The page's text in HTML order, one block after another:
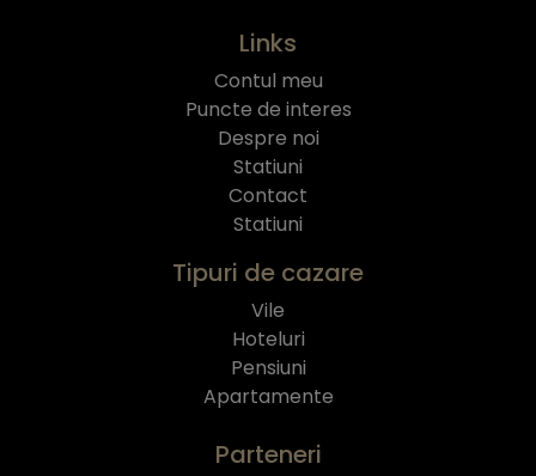
Links
Contul meu
Puncte de interes
Despre noi
Statiuni
Contact
Statiuni
Tipuri de cazare
Vile
Hoteluri
Pensiuni
Apartamente
Parteneri